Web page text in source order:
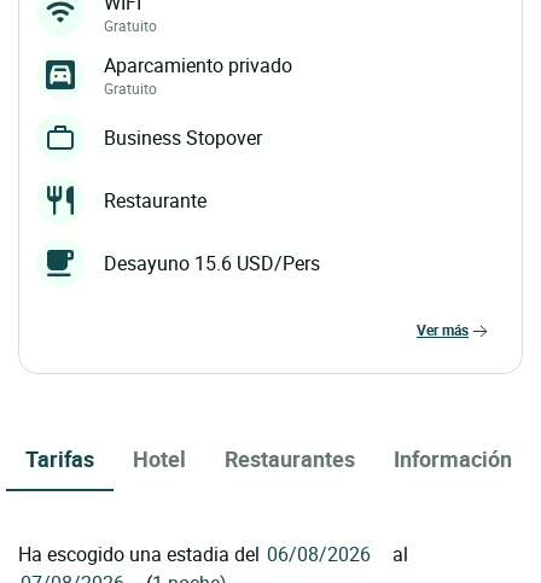
Gratuito
Aparcamiento privado
Gratuito
Business Stopover
Restaurante
Desayuno 15.6 USD/Pers
ver más
Tarifas Hotel Restaurantes Información
Ha escogido una estadia del
al